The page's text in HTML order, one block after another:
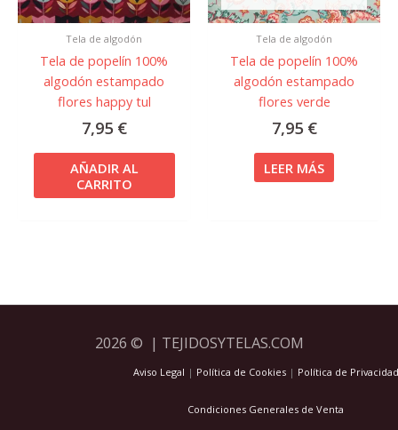
Tela de algodón
Tela de popelín 100%
algodón estampado
flores happy tul
7,95 €
AÑADIR AL
CARRITO
Tela de algodón
Tela de popelín 100%
algodón estampado
flores verde
7,95 €
LEER MÁS
2026 © | TEJIDOSYTELAS.COM
Aviso Legal | Política de Cookies| Política de Privacidad
Condiciones Generales de Venta